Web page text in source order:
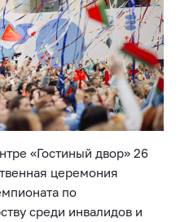
«Гостиный двор» 26
церемония
по
среди инвалидов и